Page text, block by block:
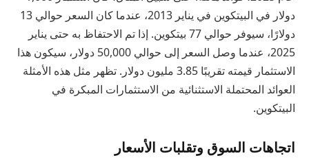
دولار في البيتكوين في يناير 2013، عندما كان السعر حوالي 13
دولارًا، سيوفر حوالي 77 بيتكوين. إذا تم الاحتفاظ به حتى يناير
2025، عندما وصل السعر إلى حوالي 50,000 دولار، سيكون هذا
الاستثمار قيمته تقريبًا 3.85 مليون دولار. تظهر مثل هذه الأمثلة
العوائد المحتملة الاستثنائية من الاستثمارات المبكرة في
البيتكوين.
اتجاهات السوق وتقلبات الأسعار